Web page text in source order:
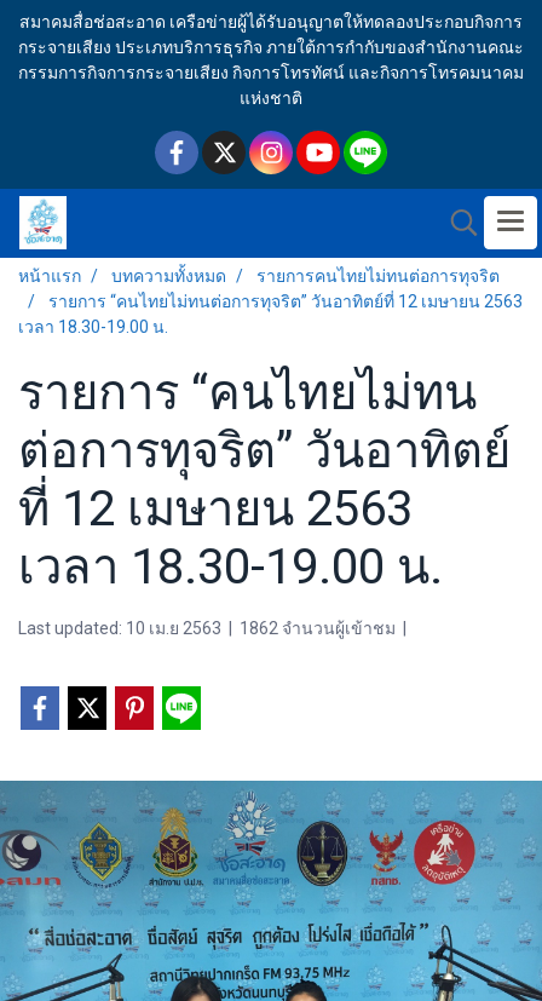
สมาคมสื่อช่อสะอาด เครือข่ายผู้ได้รับอนุญาตให้ทดลองประกอบกิจการ
กระจายเสียง ประเภทบริการธุรกิจ ภายใต้การกำกับของสำนักงานคณะ
กรรมการกิจการกระจายเสียง กิจการโทรทัศน์ และกิจการโทรคมนาคม
แห่งชาติ
หน้าแรก บทความทั้งหมด
รายการคนไทยไม่ทนต่อการทุจริต
รายการ “คนไทยไม่ทนต่อการทุจริต” วันอาทิตย์ที่ 12 เมษายน 2563
เวลา 18.30-19.00 น.
รายการ “คนไทยไม่ทน
ต่อการทุจริต” วันอาทิตย์
ที่ 12 เมษายน 2563
เวลา 18.30-19.00 น.
Last updated: 10 เม.ย 2563 1862 จำนวนผู้เข้าชม